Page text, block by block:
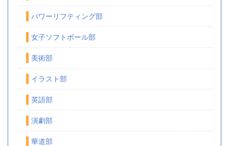
パワーリフティング部
女子ソフトボール部
美術部
イラスト部
英語部
演劇部
華道部